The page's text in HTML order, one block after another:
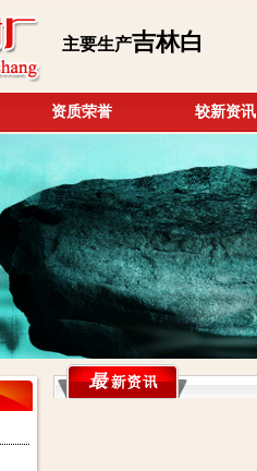
主要生产吉林白
资质荣誉 较新资讯